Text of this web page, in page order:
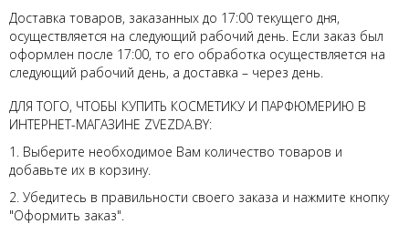
АКЦИИ
БРЕНДЫ
НОВИНКИ
СЕРВИСЫ
Доставка товаров, заказанных до 17:00 текущего дня,
осуществляется на следующий рабочий день. Если заказ был
оформлен после 17:00, то его обработка осуществляется на
следующий рабочий день, а доставка – через день.
ДЛЯ ТОГО, ЧТОБЫ КУПИТЬ КОСМЕТИКУ И ПАРФЮМЕРИЮ В
ИНТЕРНЕТ-МАГАЗИНЕ ZVEZDA.BY:
1. Выберите необходимое Вам количество товаров и
добавьте их в корзину.
2. Убедитесь в правильности своего заказа и нажмите кнопку
"Оформить заказ".